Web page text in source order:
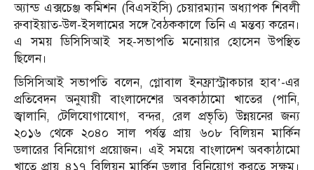
অ্যান্ড এক্সচেঞ্জ কমিশন (বিএসইসি) চেয়ারম্যান অধ্যাপক শিবলী
রুবাইয়াত-উল-ইসলামের সঙ্গে বৈঠককালে তিনি এ মন্তব্য করেন।
এ সময় ডিসিসিআই সহ-সভাপতি মনোয়ার হোসেন উপস্থিত
ছিলেন।
ডিসিসিআই সভাপতি বলেন, গ্লোবাল ইনফ্রাস্ট্রাকচার হাব’-এর
প্রতিবেদন অনুযায়ী বাংলাদেশের অবকাঠামো খাতের (পানি,
জ্বালানি, টেলিযোগাযোগ, বন্দর, রেল প্রভৃতি) উন্নয়নের জন্য
২০১৬ থেকে ২০৪০ সাল পর্যন্ত প্রায় ৬০৮ বিলিয়ন মার্কিন
ডলারের বিনিয়োগ প্রয়োজন। এই সময়ে বাংলাদেশ অবকাঠামো
খাতে প্রায় ৪১৭ বিলিয়ন মার্কিন ডলার বিনিয়োগ করতে সক্ষম।